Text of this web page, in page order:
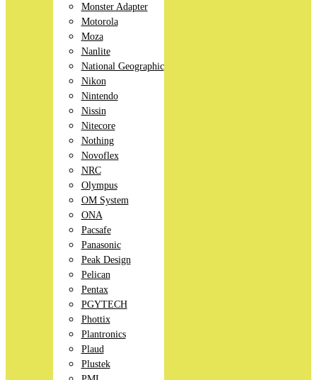
Monster Adapter
Motorola
Moza
Nanlite
National Geographic
Nikon
Nintendo
Nissin
Nitecore
Nothing
Novoflex
NRC
Olympus
OM System
ONA
Pacsafe
Panasonic
Peak Design
Pelican
Pentax
PGYTECH
Phottix
Plantronics
Plaud
Plustek